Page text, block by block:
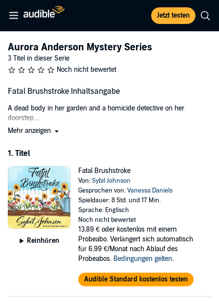
Jetzt testen
Aurora Anderson Mystery Series
3 Titel in dieser Serie
Noch nicht bewertet
Fatal Brushstroke Inhaltsangabe
A dead body in her garden and a homicide detective on her
doorstep....
Computer programmer and tole painting enthusiast Aurora (Rory)
investigate the frenzied yipping coming from her own backyard.
community where violent crime is rare and murder even rarer.
Suspicion falls on Rory when the body buried in her flowerbed turns
out to be someone she knows - her tole painting teacher, Hester
Bouquet. Just two weeks before, Rory attended one of Hester's
weekend seminars, an unpleasant experience she vowed never to
repeat. As evidence piles up against Rory, she embarks on a quest
to identify the killer and clear her name. Can Rory unearth the truth
before she encounters her own brush with death?
Mehr anzeigen
1. Titel
Reinhören
Fatal Brushstroke
Von:Sybil Johnson
Gesprochen von:Vanessa Daniels
Spieldauer: 8 Std. und 17 Min.
Sprache: Englisch
Noch nicht bewertet
13,89 € oder kostenlos mit einem
Probeabo. Verlängert sich automatisch
für 6,99 €/Monat nach Ablauf des
Probeabos. Bedingungen gelten.
Audible Standard kostenlos testen